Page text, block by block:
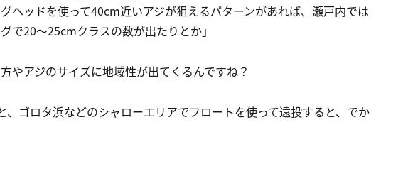
ヘッドを使って40cm近いアジが狙えるパターンがあれば、瀬戸内では
で20～25cmクラスの数が出たりとか」
アジのサイズに地域性が出てくるんですね？
、ゴロタ浜などのシャローエリアでフロートを使って遠投すると、でか